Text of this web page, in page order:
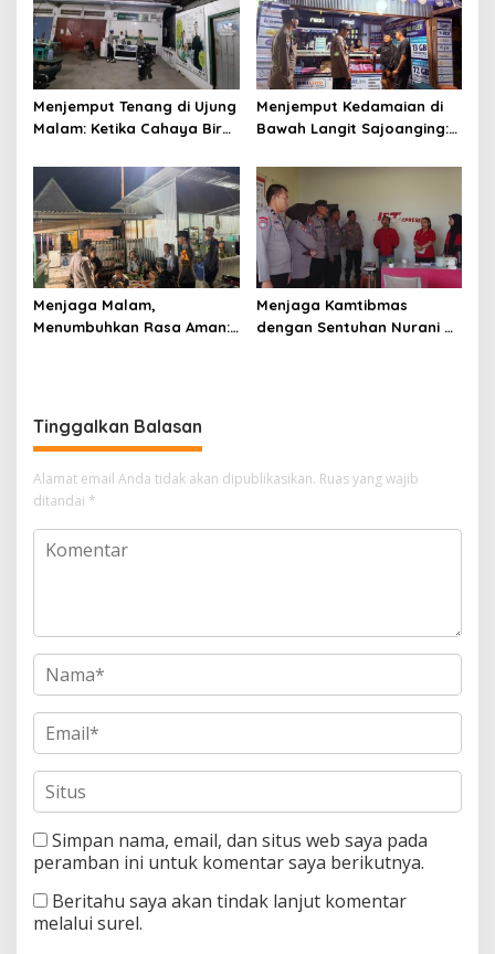
Menjemput Tenang di Ujung
Malam: Ketika Cahaya Biru
Istirahat Warga
Sabbangparu
Menjemput Kedamaian di
Bawah Langit Sajoanging:
Polisi, dan Hati yang
Menjaga
Menjaga Malam,
Menumbuhkan Rasa Aman:
Menjaga Kamtibmas
dengan Sentuhan Nurani di
Tinggalkan Balasan
Alamat email Anda tidak akan dipublikasikan. Ruas yang wajib
ditandai *
Simpan nama, email, dan situs web saya pada
peramban ini untuk komentar saya berikutnya.
Beritahu saya akan tindak lanjut komentar
melalui surel.